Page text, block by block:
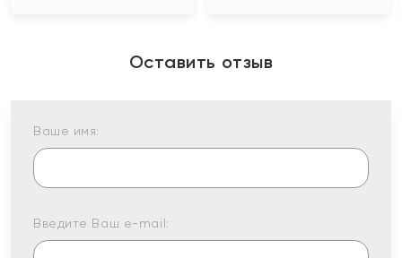
Оставить отзыв
Ваше имя:
Введите Ваш e-mail: